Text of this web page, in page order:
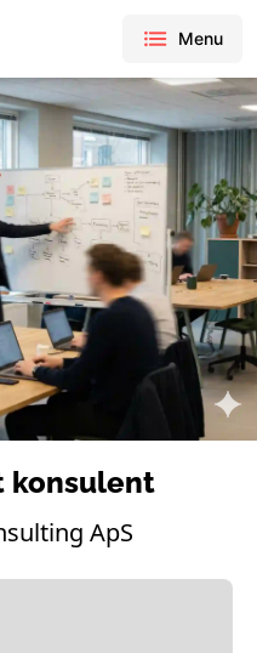
Menu
konsulent
ApS